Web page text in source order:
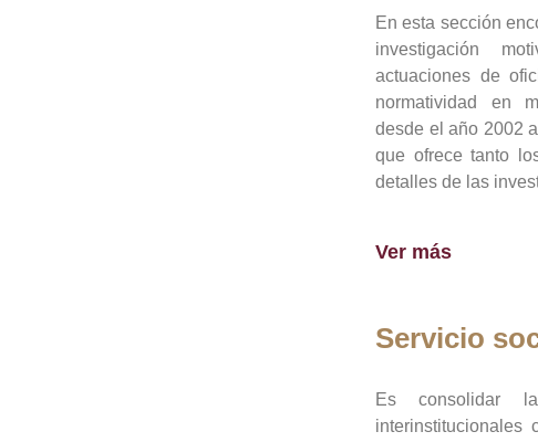
En esta sección
investigación
actuaciones de
normatividad en
desde el año 2002
que ofrece tanto
detalles de las
Ver más
Servicio
Es consolidar
interinstitucionales